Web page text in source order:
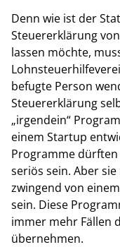
Denn wie ist der
Steuererklärung
lassen möchte,
befugte Person
Steuererklärung
„irgendein“
einem Startup
Programme
seriös sein. Aber
zwingend von
sein. Diese
immer mehr Fällen
übernehmen.